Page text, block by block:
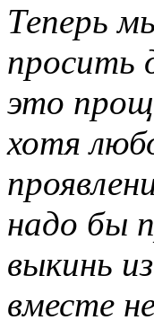
Теперь
просить
это
хотя
надо бы
выкинь
вместе